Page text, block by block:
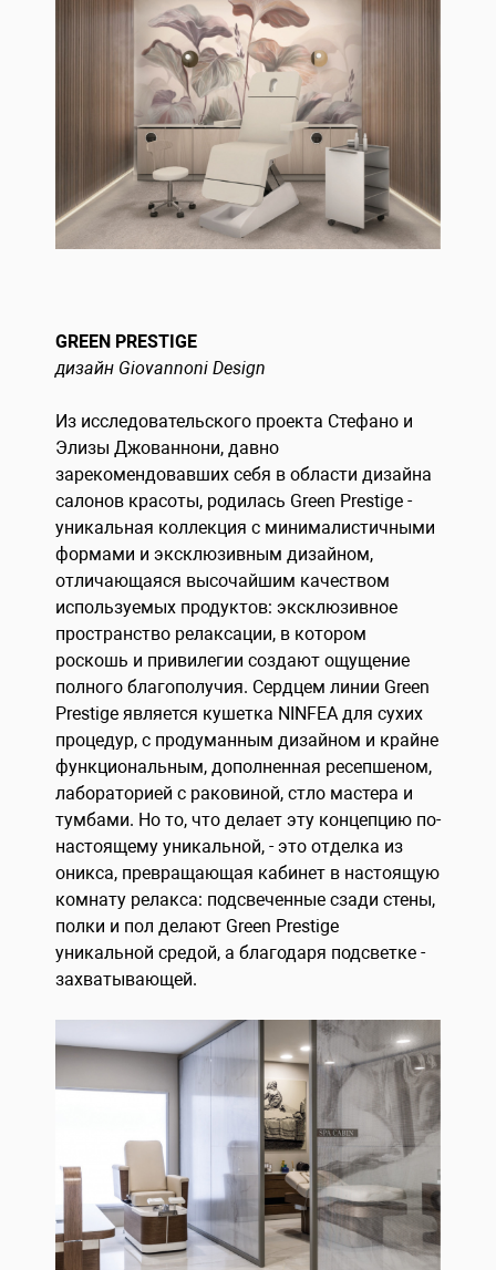
GREEN PRESTIGE
дизайн Giovannoni Design
Из исследовательского проекта Стефано и
Элизы Джованнони, давно
зарекомендовавших себя в области дизайна
салонов красоты, родилась Green Prestige -
уникальная коллекция с минималистичными
формами и эксклюзивным дизайном,
отличающаяся высочайшим качеством
используемых продуктов: эксклюзивное
пространство релаксации, в котором
роскошь и привилегии создают ощущение
полного благополучия. Сердцем линии Green
Prestige является кушетка NINFEA для сухих
процедур, с продуманным дизайном и крайне
функциональным, дополненная ресепшеном,
лабораторией с раковиной, стло мастера и
тумбами. Но то, что делает эту концепцию по-
настоящему уникальной, - это отделка из
оникса, превращающая кабинет в настоящую
комнату релакса: подсвеченные сзади стены,
полки и пол делают Green Prestige
уникальной средой, а благодаря подсветке -
захватывающей.